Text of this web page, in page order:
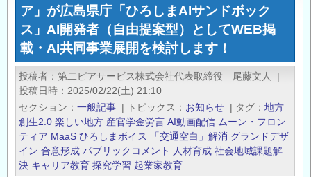
ア」が広島県庁「ひろしまAIサンドボック
ス」AI開発者（自由提案型）としてWEB掲
載・AI共同事業展開を検討します！
投稿者 第二ピアサービス株式会社代表取締役 尾藤文人
|
投稿日時
2025/02/22(土) 21:10
セクション
一般記事 | トピックス お知らせ | タグ
地方
創生2.0 楽しい地方 産官学金労言 AI動画配信 ムーン・フロン
ティア MaaS ひろしまボイス 「交通空白」解消 グランドデザ
イン 合意形成 パブリックコメント 人材育成 社会地域課題解
決 キャリア教育 探究学習 起業家教育